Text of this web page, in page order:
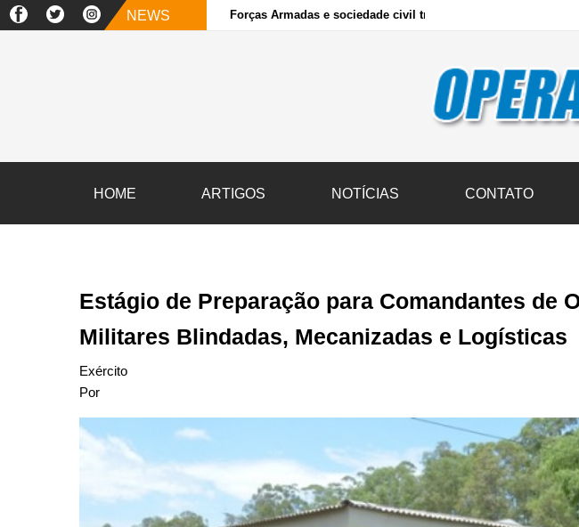
NEWS Forças Armadas e sociedade civil transportam 3,6 mil
HOME ARTIGOS NOTÍCIAS CONTATO
Estágio de Preparação para Comandantes de
Militares Blindadas, Mecanizadas e Logísticas
Exército
Por